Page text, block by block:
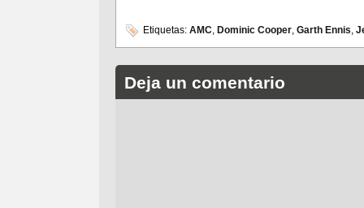
Etiquetas: AMC, Dominic Cooper, Garth Ennis,
Deja un comentario